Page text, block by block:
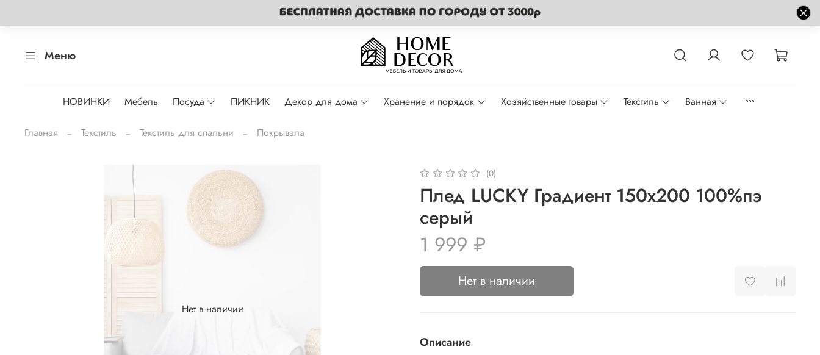
Меню
НОВИНКИ Мебель Посуда ПИКНИК Декор для дома Хранение и порядок Хозяйственные товары Текстиль Ванная
Главная Текстиль Текстиль для спальни Покрывала
Нет в наличии
(0)
Плед LUCKY Градиент 150x200 100%пэ
серый
1 999 ₽
Нет в наличии
Описание